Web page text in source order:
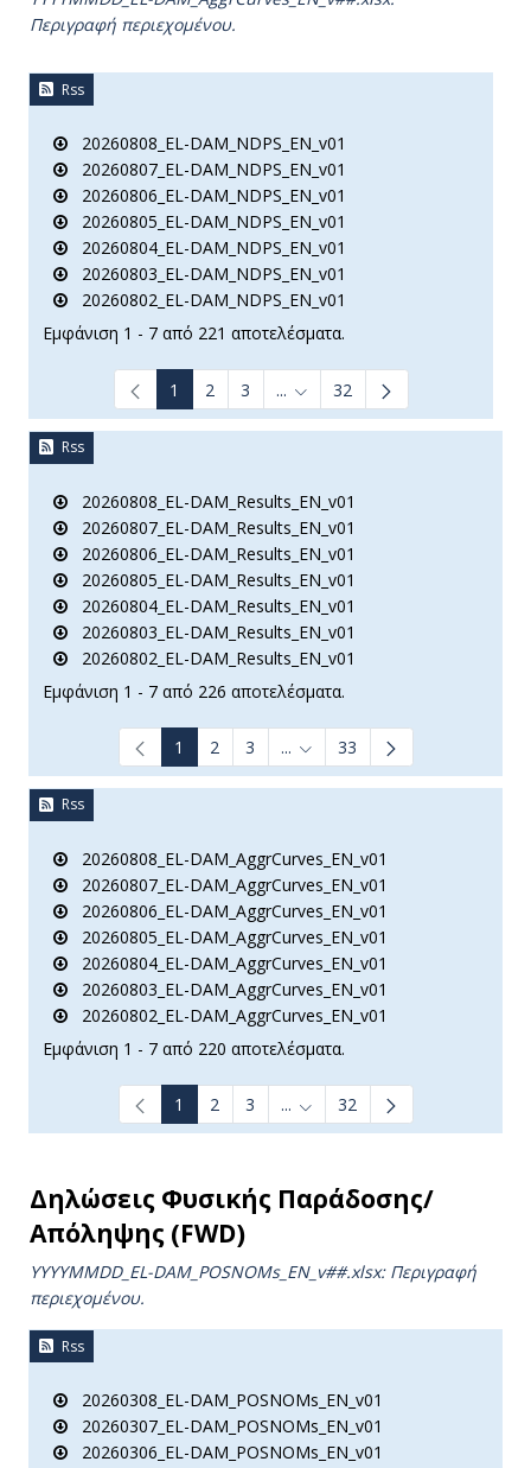
Περιγραφή περιεχομένου.
Rss
20260808_EL-DAM_NDPS_EN_v01
20260807_EL-DAM_NDPS_EN_v01
20260806_EL-DAM_NDPS_EN_v01
20260805_EL-DAM_NDPS_EN_v01
20260804_EL-DAM_NDPS_EN_v01
20260803_EL-DAM_NDPS_EN_v01
20260802_EL-DAM_NDPS_EN_v01
Εμφάνιση 1 - 7 από 221 αποτελέσματα.
1 2 3 ... Ενδιάμεσες σελίδες Use TAB
32
Rss
20260808_EL-DAM_Results_EN_v01
20260807_EL-DAM_Results_EN_v01
20260806_EL-DAM_Results_EN_v01
20260805_EL-DAM_Results_EN_v01
20260804_EL-DAM_Results_EN_v01
20260803_EL-DAM_Results_EN_v01
20260802_EL-DAM_Results_EN_v01
Εμφάνιση 1 - 7 από 226 αποτελέσματα.
1 2 3 ... Ενδιάμεσες σελίδες Use
33
Rss
20260808_EL-DAM_AggrCurves_EN_v01
20260807_EL-DAM_AggrCurves_EN_v01
20260806_EL-DAM_AggrCurves_EN_v01
20260805_EL-DAM_AggrCurves_EN_v01
20260804_EL-DAM_AggrCurves_EN_v01
20260803_EL-DAM_AggrCurves_EN_v01
20260802_EL-DAM_AggrCurves_EN_v01
Εμφάνιση 1 - 7 από 220 αποτελέσματα.
1 2 3 ... Ενδιάμεσες σελίδες Use
32
Δηλώσεις Φυσικής Παράδοσης/
Απόληψης (FWD)
YYYYMMDD_EL-DAM_POSNOMs_ΕΝ_v##.xlsx: Περιγραφή
περιεχομένου.
Rss
20260308_EL-DAM_POSNOMs_EN_v01
20260307_EL-DAM_POSNOMs_EN_v01
20260306_EL-DAM_POSNOMs_EN_v01